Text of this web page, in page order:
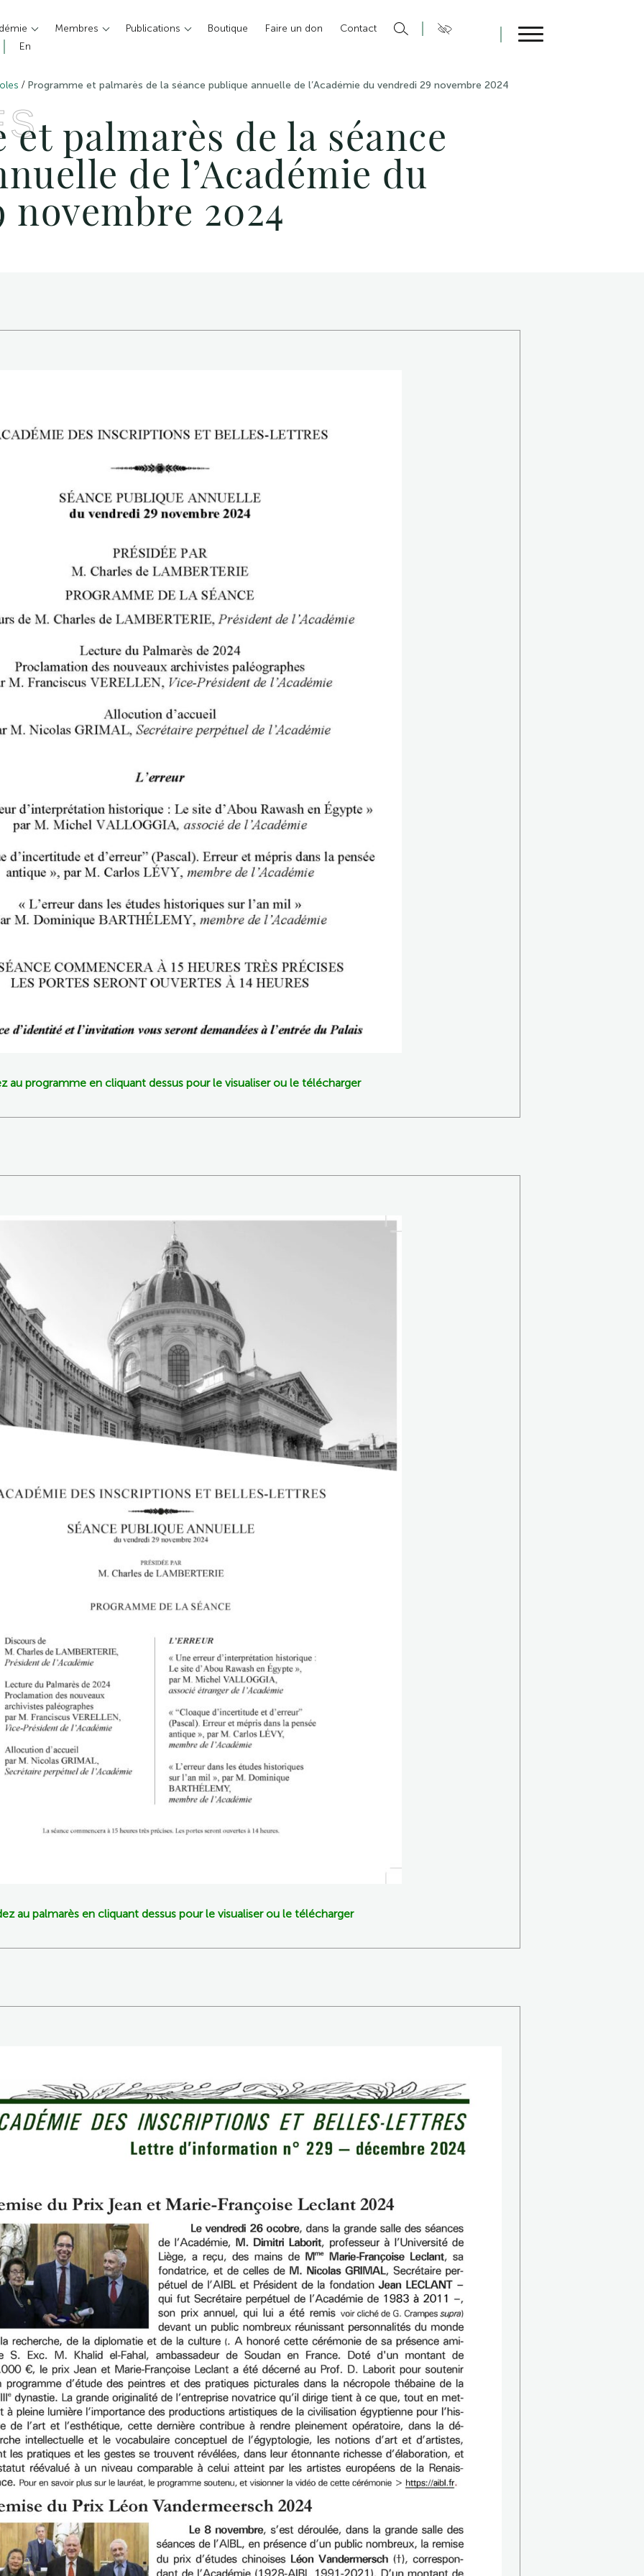
Membres Publications Boutique Faire un don
Contact
En
/ Programme et palmarès de la séance publique annuelle de l’Académie du vendredi 29 novembre 2024
et palmarès de la séance
de l’Académie du
2024
au programme en cliquant dessus pour le visualiser ou le télécharger
au palmarès en cliquant dessus pour le visualiser ou le télécharger